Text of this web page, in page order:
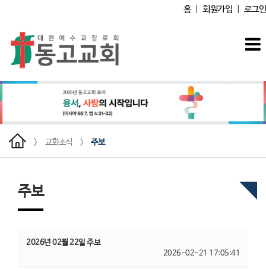
홈 회원가입 로그인
> 교회소식 > 주보
주보
2026년 02월 22일 주보
2026-02-21 17:05:41